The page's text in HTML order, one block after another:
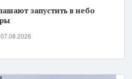
запустить в небо
07.08.2026